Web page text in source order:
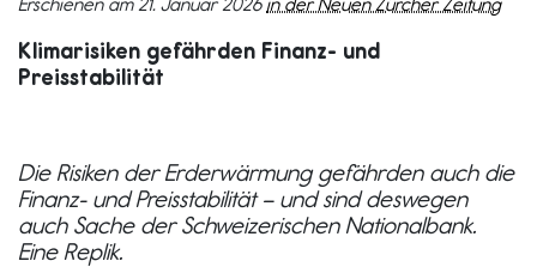
Klimarisiken gefährden Finanz- und
Preisstabilität
Die Risiken der Erderwärmung gefährden auch die
Finanz- und Preisstabilität – und sind deswegen
auch Sache der Schweizerischen Nationalbank.
Eine Replik.